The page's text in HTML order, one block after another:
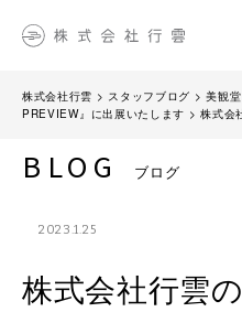
株式会社行雲 > スタッフブログ >美観堂
PREVIEW』に出展いたします >株式会
BLOG ブログ
2023.1.25
株式会社行雲